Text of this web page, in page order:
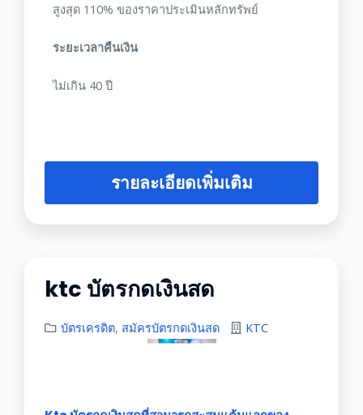
สูงสุด 110% ของราคาประเมินหลักทรัพย์
ระยะเวลาคืนเงิน
ไม่เกิน 40 ปี
รายละเอียดเพิ่มเติม
ktc บัตรกดเงินสด
บัตรเครดิต, สมัครบัตรกดเงินสด KTC